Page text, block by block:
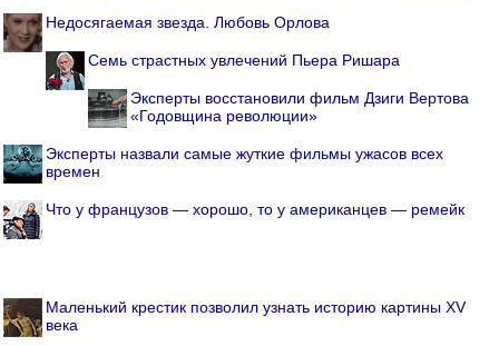
Недосягаемая звезда. Любовь Орлова
Семь страстных увлечений Пьера Ришара
Эксперты восстановили фильм Дзиги Вертова
«Годовщина революции»
Эксперты назвали самые жуткие фильмы ужасов всех
времен
Что у французов — хорошо, то у американцев — ремейк
Маленький крестик позволил узнать историю картины XV
века